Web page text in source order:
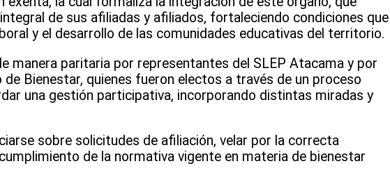
de sus afiliadas y afiliados, fortaleciendo condiciones que
y el desarrollo de las comunidades educativas del territorio.
manera paritaria por representantes del SLEP Atacama y por
Bienestar, quienes fueron electos a través de un proceso
una gestión participativa, incorporando distintas miradas y
sobre solicitudes de afiliación, velar por la correcta
de la normativa vigente en materia de bienestar